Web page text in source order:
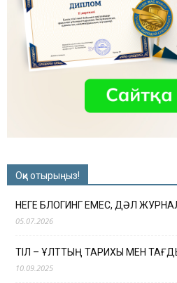
Оқи отырыңыз!
НЕГЕ БЛОГИНГ ЕМЕС, ДӘЛ
05.07.2026
ТІЛ – ҰЛТТЫҢ ТАРИХЫ МЕН
10.09.2025